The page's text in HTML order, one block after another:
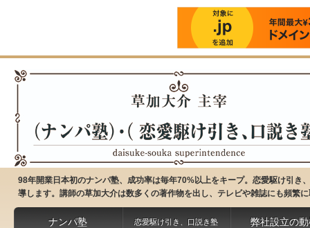
98年開業日本初のナンパ塾、成功率は毎年70%以上をキープ。恋愛駆け引
導します。講師の草加大介は数多くの著作物を出し、テレビや雑誌にも頻繁
ナンパ塾 恋愛駆け引き、口説き塾 弊社設立の